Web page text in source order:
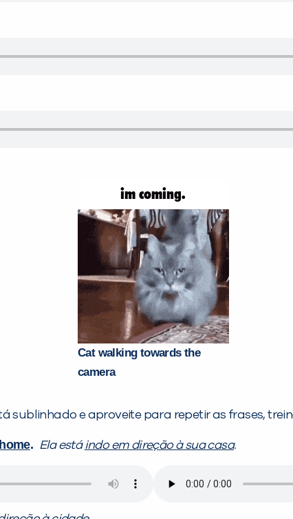
Cat walking towards the
camera
sublinhado e aproveite para repetir as frases,
. Ela está indo em direção à sua casa.